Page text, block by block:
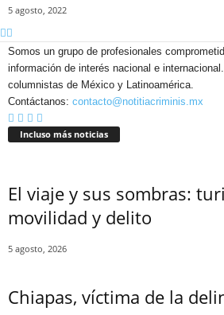
Bluesky
Threads
5 agosto, 2022
Somos un grupo de profesionales
información de interés nacional e
columnistas de México y Latinoamérica.
Contáctanos: contacto@notitiacriminis.mx
Incluso más noticias
El viaje y sus sombras:
movilidad y delito
5 agosto, 2026
Chiapas, víctima de la